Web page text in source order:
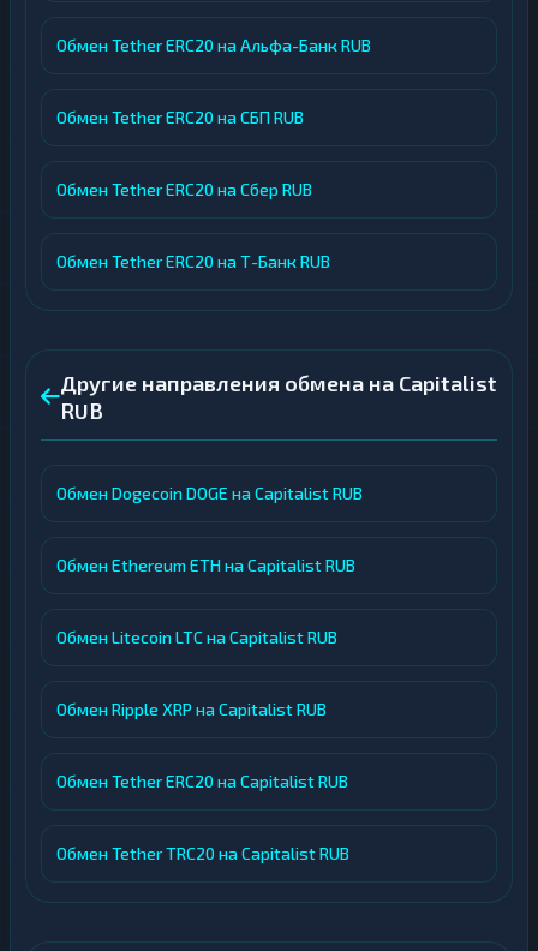
Обмен Tether ERC20 на Альфа-Банк RUB
Обмен Tether ERC20 на СБП RUB
Обмен Tether ERC20 на Сбер RUB
Обмен Tether ERC20 на Т-Банк RUB
Другие направления обмена на Capitalist
RUB
Обмен Dogecoin DOGE на Capitalist RUB
Обмен Ethereum ETH на Capitalist RUB
Обмен Litecoin LTC на Capitalist RUB
Обмен Ripple XRP на Capitalist RUB
Обмен Tether ERC20 на Capitalist RUB
Обмен Tether TRC20 на Capitalist RUB